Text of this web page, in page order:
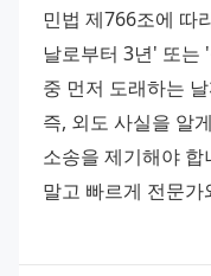
민법 제766조에 따
날로부터 3년' 또는
중 먼저 도래하는
즉, 외도 사실을 알
소송을 제기해야
말고 빠르게 전문가